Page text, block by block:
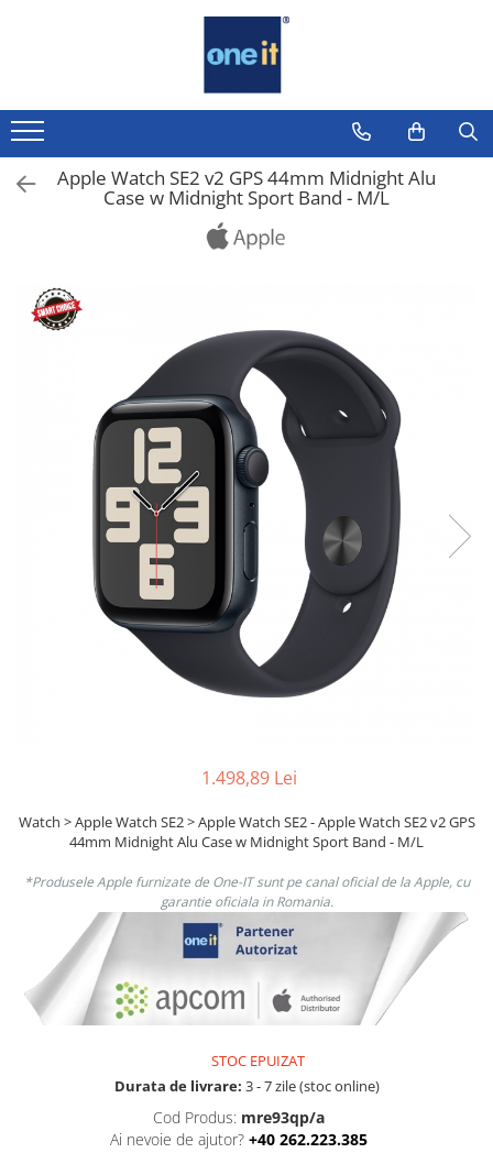
Laptop, Tablete & Telefoane
Laptop / Notebook
Notebook Consumer
Tablete & accesorii
Telefoane & accesorii
Smart Watch
Apple AirTag
Inele Smart
Ochelari Smart
Smartphone IPhone
Sisteme PC & Periferice
Sisteme Desktop & Monitoare
Microfoane & Casti Gaming
Scaune Gaming
Card Reader
Periferice PC
Camere Web
Adaptoare
Boxe
Apple Watch SE2 v2 GPS 44mm Midnight Alu
Case w Midnight Sport Band - M/L
1.498,89 Lei
Watch > Apple Watch SE2 > Apple Watch SE2 - Apple Watch SE2 v2 GPS
44mm Midnight Alu Case w Midnight Sport Band - M/L
*Produsele Apple furnizate de One-IT sunt pe canal oficial de la Apple, cu
garantie oficiala in Romania.
STOC EPUIZAT
Durata de livrare: 3 - 7 zile (stoc online)
Cod Produs: mre93qp/a
Ai nevoie de ajutor? +40 262.223.385